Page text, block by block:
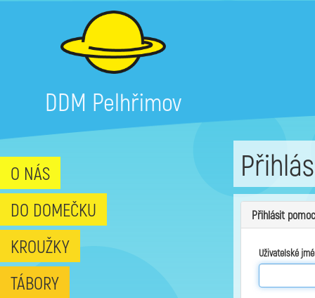
DDM Pelhřimov
O NÁS
DO DOMEČKU
KROUŽKY
TÁBORY
Přihlásit
Uživatelské